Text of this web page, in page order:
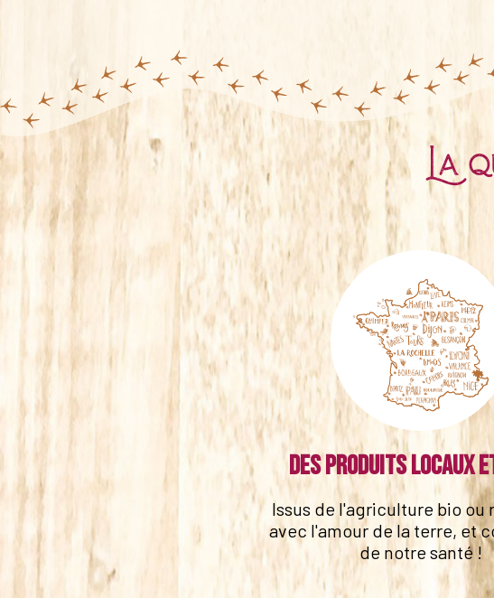
La
Des produits locaux
Issus de l'agriculture bio ou
avec l'amour de la terre, et
de notre santé !